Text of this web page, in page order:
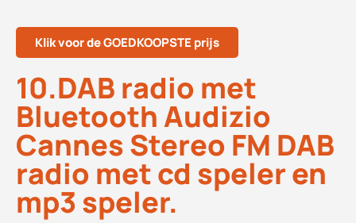
Klik voor de GOEDKOOPSTE prijs
10.DAB radio met
Bluetooth Audizio
Cannes Stereo FM DAB
radio met cd speler en
mp3 speler.